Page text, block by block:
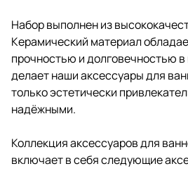
Набор выполнен из
Керамический материал
прочностью и долговечностью
делает наши аксессуары для
только эстетически
надёжными.
Коллекция аксессуаров для
включает в себя следующие